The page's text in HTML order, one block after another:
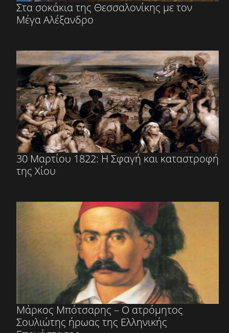
Στα σοκάκια της Θεσσαλονίκης με τον
Μέγα Αλέξανδρο
30 Μαρτίου 1822: Η Σφαγή και καταστροφή
της Χίου
Μάρκος Μπότσαρης – Ο ατρόμητος
Σουλιώτης ήρωας της Ελληνικής